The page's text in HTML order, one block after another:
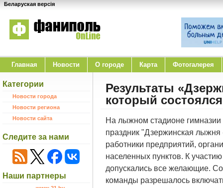
Беларуская версія
Главная Новости O городе Карта Фотогалерея
Категории
Новости города
Новости региона
Новости сайта
Следите за нами
Наши партнеры
Результаты
который
На лыжном стадионе
праздник "Дзержинская лыжня
работники предприятий,
населенных пунктов. К
допускались все желающие.
команды разрешалось